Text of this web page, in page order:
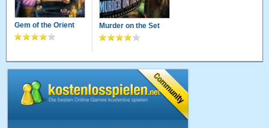
Gem of the Orient Murder on the Set